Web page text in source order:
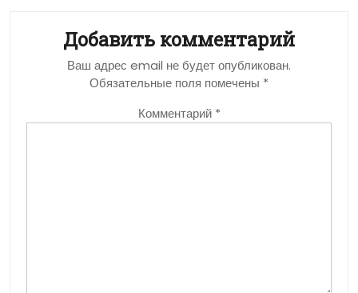
Добавить комментарий
Ваш адрес email не будет опубликован.
Обязательные поля помечены *
Комментарий *